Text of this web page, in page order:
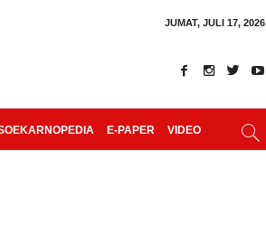
JUMAT, JULI 17, 2026
E-PAPER VIDEO